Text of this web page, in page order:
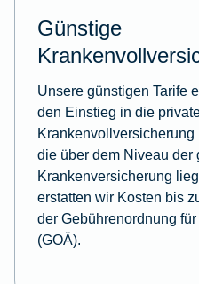
Günstige
Unsere günstigen Tarife
den Einstieg in die
Krankenvollversicherung
die über dem Niveau der
Krankenversicherung
erstatten wir Kosten bis
der Gebührenordnung
(GOÄ).